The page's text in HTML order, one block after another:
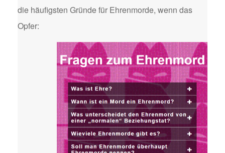
die häufigsten Gründe für Ehrenmorde, wenn das
Opfer: